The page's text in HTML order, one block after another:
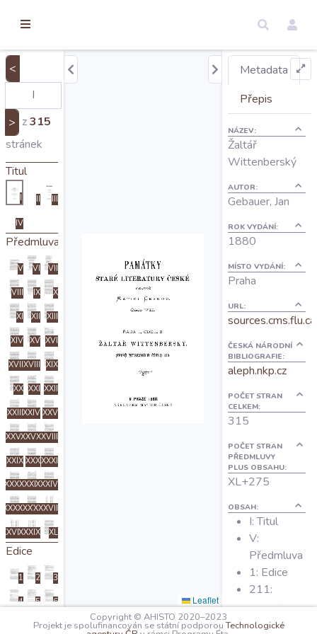
Úvod
Edice
Mapy
O projektu
Autoři
Nápověda
<
> z315
stránek
Titul
I II III
IV
Předmluva
V VI VII
VIII IX X
XI XII XIII
XIV XV XVI
XVIIXVIII XIX
XX XXI XXII
XXIIIXXIV XXV
XXVIXXVIIXXVIII
XXIX XXXXXXI
XXXIIXXXIIIXXXIV
XXXVXXXVIXXXVII
XXXIX XL
Edice
1 2 3
4 5 6
8 9
Leaflet
Metadata
Přepis
NÁZEV:
Žaltář
Wittenberský
AUTOR:
Gebauer, Jan
ROK VYDÁNÍ:
1880
MÍSTO VYDÁNÍ:
Praha
URL:
ČESKÁ NÁRODNÍ
BIBLIOGRAFIE:
aleph.nkp.cz
POČET STRAN
CELKEM:
315
POČET STRAN
PŘEDMLUVY
PLUS OBSAHU:
XL+275
OBSAH:
I: Titul
V:
Předmluva
1: Edice
211:
Slovník
Copyright © AHISTO 2020–2023
Projekt je spolufinancován se státní podporouTechnologické